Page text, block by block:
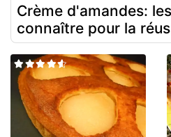
Crème d'amandes:
connaître pour la